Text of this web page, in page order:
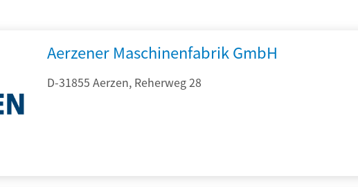
Aerzener Maschinenfabrik GmbH
D-31855 Aerzen, Reherweg 28